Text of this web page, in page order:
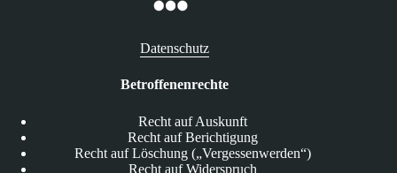
Datenschutz
Betroffenenrechte
Recht auf Auskunft
Recht auf Berichtigung
Recht auf Löschung („Vergessenwerden“)
Recht auf Widerspruch